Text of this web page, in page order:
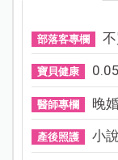
部落客專欄
寶貝健康
醫師專欄 晚
產後照護 小